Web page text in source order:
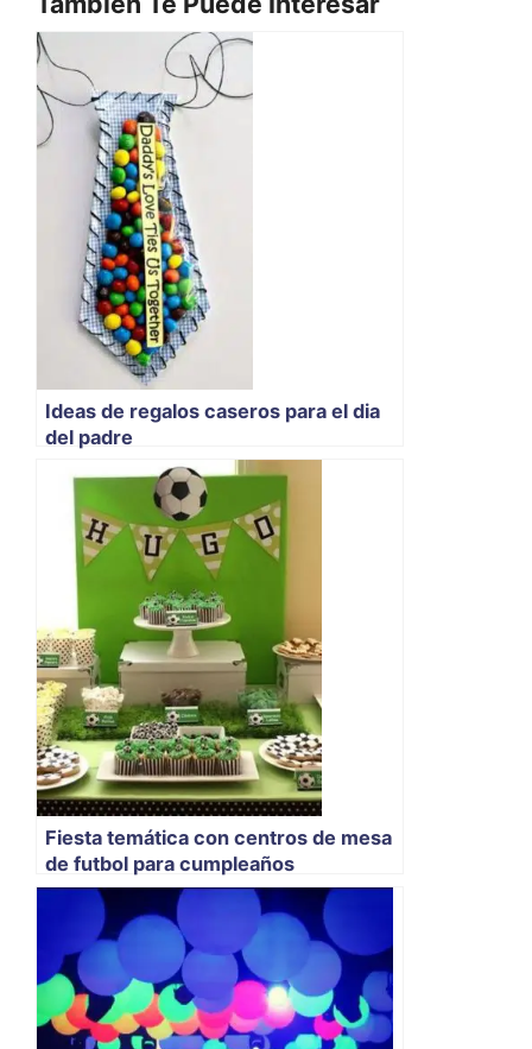
Ideas de regalos caseros para el dia
del padre
Fiesta temática con centros de mesa
de futbol para cumpleaños